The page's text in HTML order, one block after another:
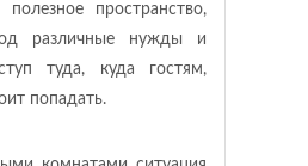
полезное пространство,
различные нужды и
туда, куда гостям,
попадать.